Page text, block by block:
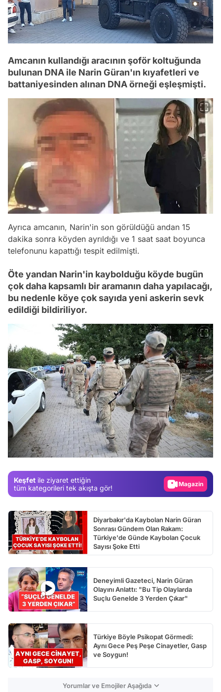
Amcanın kullandığı aracının şoför koltuğunda
bulunan DNA ile Narin Güran'ın kıyafetleri ve
battaniyesinden alınan DNA örneği eşleşmişti.
Ayrıca amcanın, Narin'in son görüldüğü andan 15
dakika sonra köyden ayrıldığı ve 1 saat saat boyunca
telefonunu kapattığı tespit edilmişti.
Öte yandan Narin'in kaybolduğu köyde bugün
çok daha kapsamlı bir aramanın daha yapılacağı,
bu nedenle köye çok sayıda yeni askerin sevk
edildiği bildiriliyor.
Keşfet ile ziyaret ettiğin
tüm kategorileri tek akışta gör!
Video
Test
Magazin
Diyarbakır'da Kaybolan Narin Güran
Sonrası Gündem Olan Rakam:
Türkiye'de Günde Kaybolan Çocuk
Sayısı Şoke Etti
Deneyimli Gazeteci, Narin Güran
Olayını Anlattı: "Bu Tip Olaylarda
Suçlu Genelde 3 Yerden Çıkar"
Türkiye Böyle Psikopat Görmedi:
Aynı Gece Peş Peşe Cinayetler, Gasp
ve Soygun!
Yorumlar ve Emojiler Aşağıda